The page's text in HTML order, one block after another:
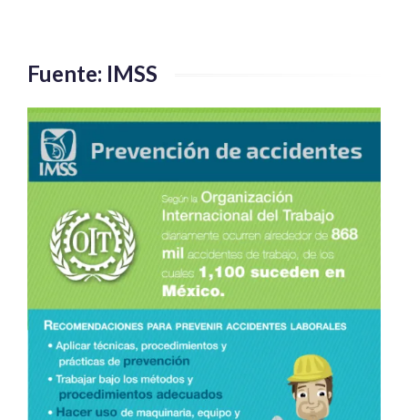
Fuente: IMSS